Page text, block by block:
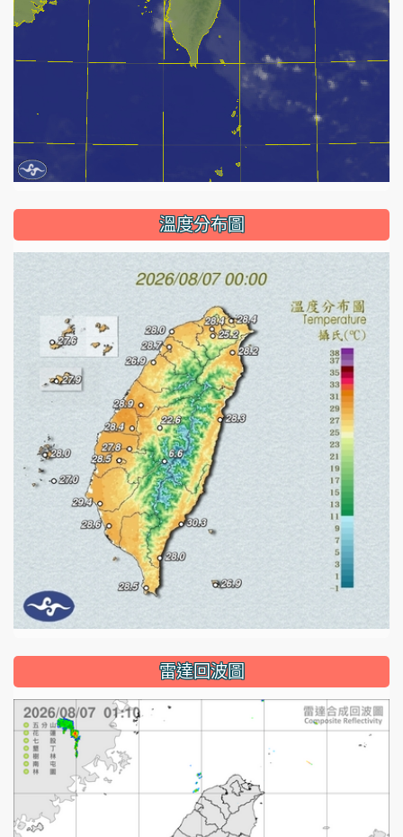
溫度分布圖
雷達回波圖